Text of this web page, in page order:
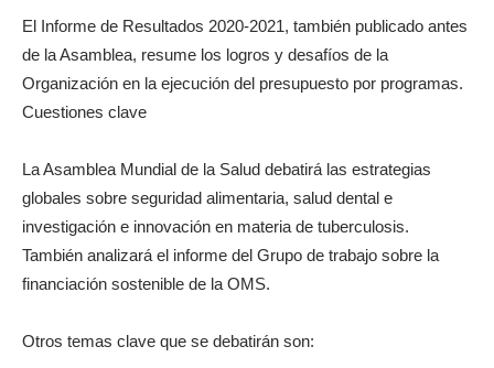
El Informe de Resultados 2020-2021, también publicado antes
de la Asamblea, resume los logros y desafíos de la
Organización en la ejecución del presupuesto por programas.
Cuestiones clave
La Asamblea Mundial de la Salud debatirá las estrategias
globales sobre seguridad alimentaria, salud dental e
investigación e innovación en materia de tuberculosis.
También analizará el informe del Grupo de trabajo sobre la
financiación sostenible de la OMS.
Otros temas clave que se debatirán son: